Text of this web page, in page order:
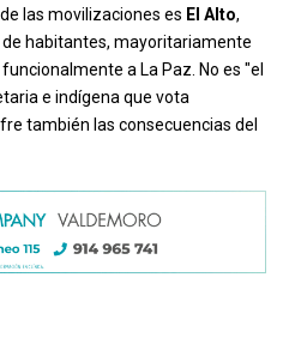
las movilizaciones es El Alto,
habitantes, mayoritariamente
a La Paz. No es "el
e indígena que vota
también las consecuencias del